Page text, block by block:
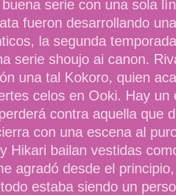
serie con una sola
fueron desarrollando
la segunda
serie shoujo ai canon.
una tal Kokoro, quien
celos en Ooki. Hay un
contra aquella que
con una escena al
Hikari bailan vestidas
agradó desde el
estaba siendo un